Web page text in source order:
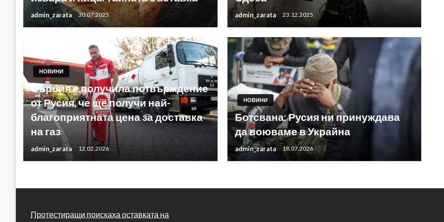
admin_zarata 30.07.2025 admin_zarata 23.12.2025
НОВИНИ
Сърбия е получила потвърждение
от Русия, че ще получи най-
благоприятната цена за доставка
на газ
admin_zarata 12.02.2026
НОВИНИ
Ботсвана: Русия ни принуждава
да воюваме в Украйна
admin_zarata 18.07.2026
Протестиращи поискаха оставката на